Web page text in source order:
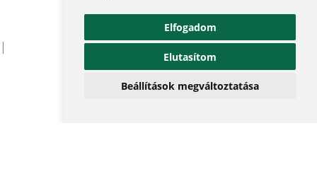
Elfogadom
Elutasítom
Beállítások megváltoztatása
Adatvédelmi szabályzat és tájékoztatók
|